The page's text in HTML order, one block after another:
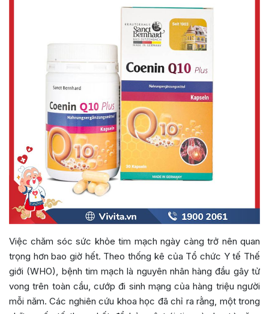
Việc chăm sóc sức khỏe tim mạch ngày càng trở nên quan
trọng hơn bao giờ hết. Theo thống kê của Tổ chức Y tế Thế
giới (WHO), bệnh tim mạch là nguyên nhân hàng đầu gây tử
vong trên toàn cầu, cướp đi sinh mạng của hàng triệu người
mỗi năm. Các nghiên cứu khoa học đã chỉ ra rằng, một trong